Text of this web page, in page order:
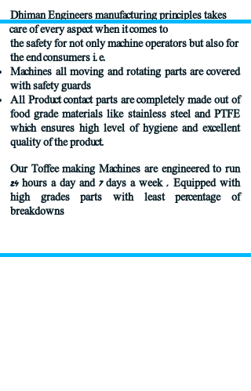
Dhiman Engineers manufacturing principles takes
care of every aspect when it comes to
the safety for not only machine operators but also for
the end consumers i.e.
Machines all moving and rotating parts are covered
with safety guards
All Product contact parts are completely made out of
food grade materials like stainless steel and PTFE
which ensures high level of hygiene and excellent
quality of the product.
Our Toffee making Machines are engineered to run
24 hours a day and 7 days a week , Equipped with
high grades parts with least percentage of
breakdowns